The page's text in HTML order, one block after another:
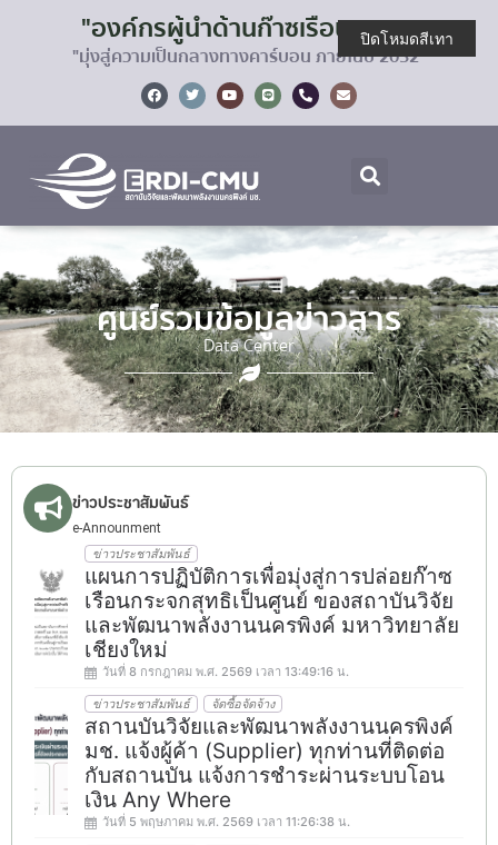
"องค์กรผู้นำด้านก๊าซเรือนกระจก
"มุ่งสู่ความเป็นกลางทางคาร์บอน ภายในปี 2032"
ศูนย์รวมข้อมูลข่าวสาร
Data Center
ข่าวประชาสัมพันธ์
e-Announment
ข่าวประชาสัมพันธ์
แผนการปฏิบัติการเพื่อมุ่งสู่การปล่อยก๊าซ
เรือนกระจกสุทธิเป็นศูนย์ ของสถาบันวิจัย
และพัฒนาพลังงานนครพิงค์ มหาวิทยาลัย
เชียงใหม่
วันที่ 8 กรกฎาคม พ.ศ. 2569 เวลา 13:49:16 น.
ข่าวประชาสัมพันธ์ จัดซื้อจัดจ้าง
สถานบันวิจัยและพัฒนาพลังงานนครพิงค์
มช. แจ้งผู้ค้า (Supplier) ทุกท่านที่ติดต่อ
กับสถานบัน แจ้งการชำระผ่านระบบโอน
เงิน Any Where
วันที่ 5 พฤษภาคม พ.ศ. 2569 เวลา 11:26:38 น.
ปิดโหมดสีเทา